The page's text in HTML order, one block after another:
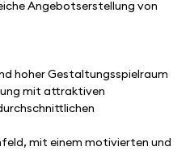
Angebotserstellung von
hoher Gestaltungsspielraum
mit attraktiven
mit einem motivierten und